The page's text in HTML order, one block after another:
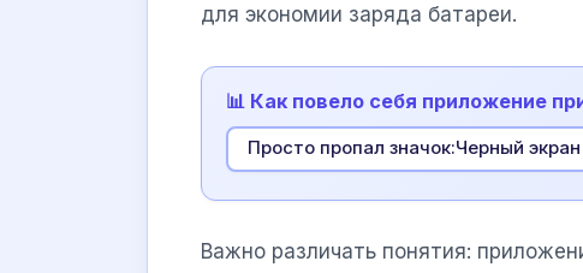
для экономии заряда батареи.
📊 Как повело себя приложение
Просто пропал значок:Черный
Важно различать понятия: